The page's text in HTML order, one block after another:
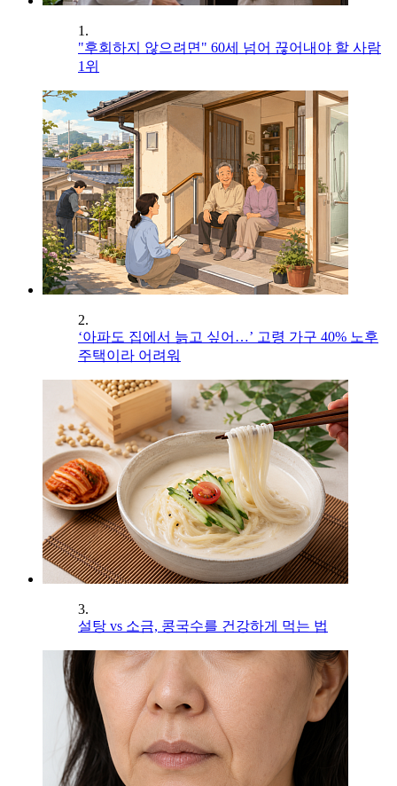
1.
"후회하지 않으려면" 60세 넘어 끊어내야 할 사람
1위
2.
‘아파도 집에서 늙고 싶어…’ 고령 가구 40% 노후
주택이라 어려워
3.
설탕 vs 소금, 콩국수를 건강하게 먹는 법